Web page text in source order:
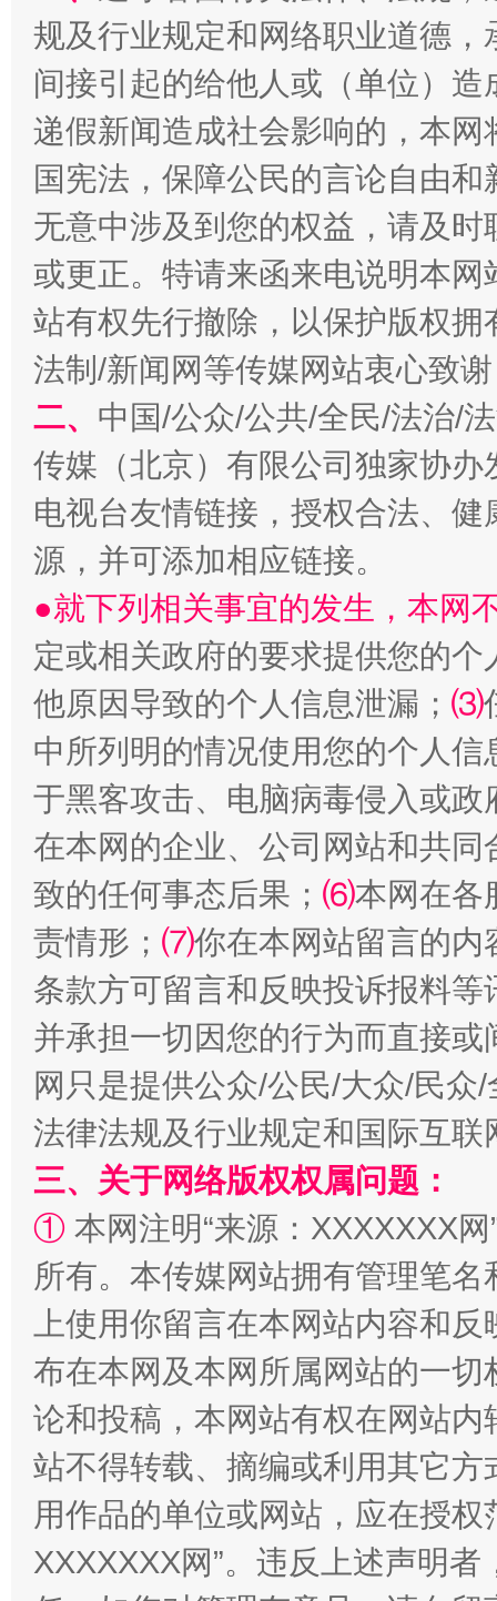
受贿1.44亿！段成刚被判无期 从幼
全民健身五年计划来了！等你上场
阿坝州三大球赛在茂县开幕 规模
国家大学科技园优化重塑工作
规及行业规定和网络职业道德
间接引起的给他人或（单位）
递假新闻造成社会影响的，本
国宪法，保障公民的言论自由
无意中涉及到您的权益，请及
或更正。特请来函来电说明本
站有权先行撤除，以保护版权
法制/新闻网等传媒网站衷心致
二、 中国/公众/公共/全民/法治/
传媒（北京）有限公司独家协
电视台友情链接，授权合法、
源，并可添加相应链接。
●就下列相关事宜的发生，本网
定或相关政府的要求提供您的个
他原因导致的个人信息泄漏； ⑶
中所列明的情况使用您的个人
于黑客攻击、电脑病毒侵入或
在本网的企业、公司网站和共
致的任何事态后果； ⑹本网在各
责情形； ⑺你在本网站留言的内
条款方可留言和反映投诉报料
并承担一切因您的行为而直接
网只是提供公众/公民/大众/民
法律法规及行业规定和国际互
三、关于网络版权权属问题：
① 本网注明“来源：XXXXXXX
所有。本传媒网站拥有管理笔
上使用你留言在本网站内容和
布在本网及本网所属网站的一
论和投稿，本网站有权在网站
站不得转载、摘编或利用其它
用作品的单位或网站，应在授
XXXXXXX网”。违反上述声明